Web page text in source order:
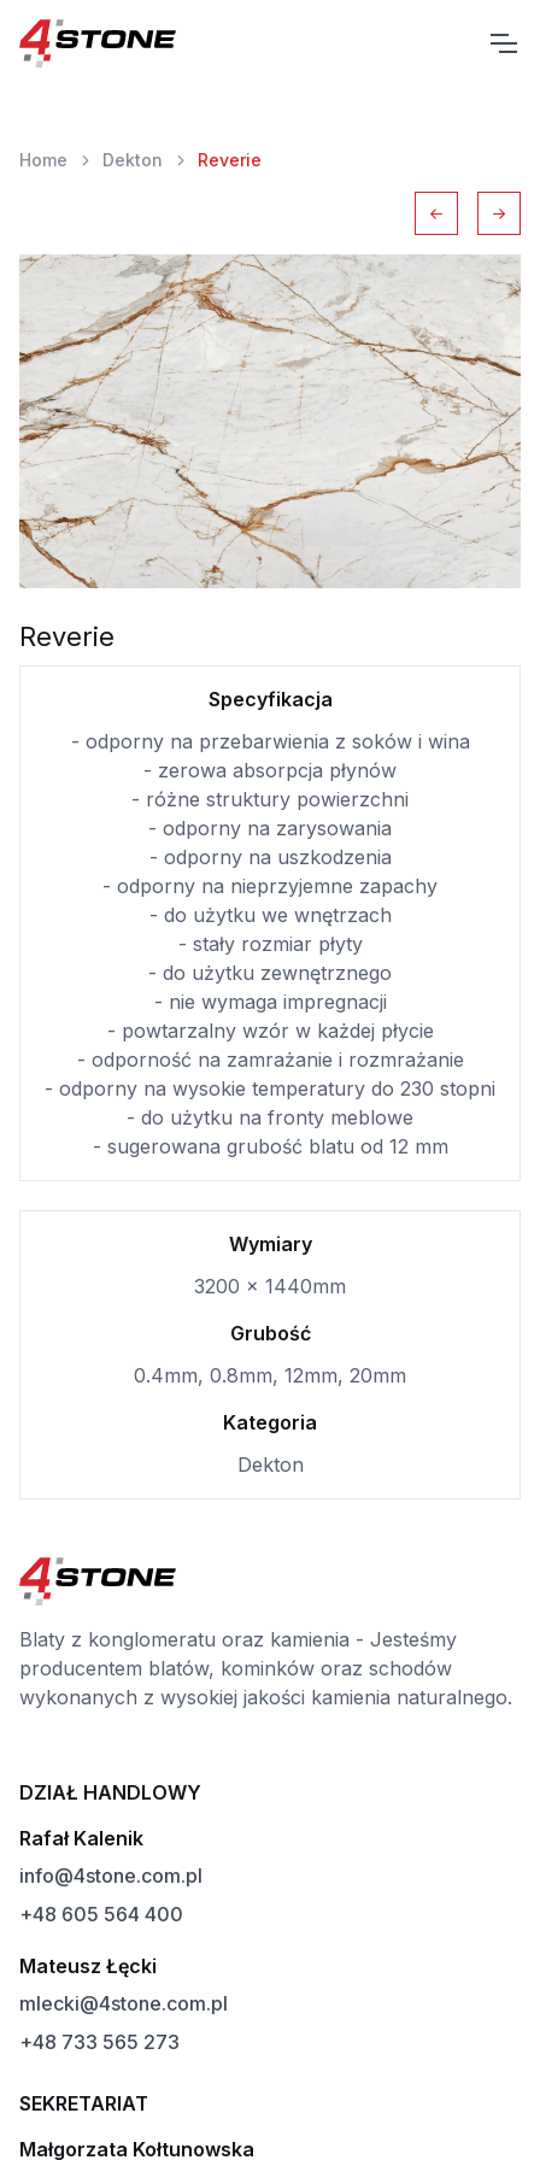
Home Dekton Reverie
Reverie
Specyfikacja
- odporny na przebarwienia z soków i wina
- zerowa absorpcja płynów
- różne struktury powierzchni
- odporny na zarysowania
- odporny na uszkodzenia
- odporny na nieprzyjemne zapachy
- do użytku we wnętrzach
- stały rozmiar płyty
- do użytku zewnętrznego
- nie wymaga impregnacji
- powtarzalny wzór w każdej płycie
- odporność na zamrażanie i rozmrażanie
- odporny na wysokie temperatury do 230 stopni
- do użytku na fronty meblowe
- sugerowana grubość blatu od 12 mm
Wymiary
3200 x 1440mm
Grubość
0.4mm, 0.8mm, 12mm, 20mm
Kategoria
Dekton
Blaty z konglomeratu oraz kamienia - Jesteśmy
producentem blatów, kominków oraz schodów
wykonanych z wysokiej jakości kamienia naturalnego.
DZIAŁ HANDLOWY
Rafał Kalenik
info@4stone.com.pl
+48 605 564 400
Mateusz Łęcki
mlecki@4stone.com.pl
+48 733 565 273
SEKRETARIAT
Małgorzata Kołtunowska